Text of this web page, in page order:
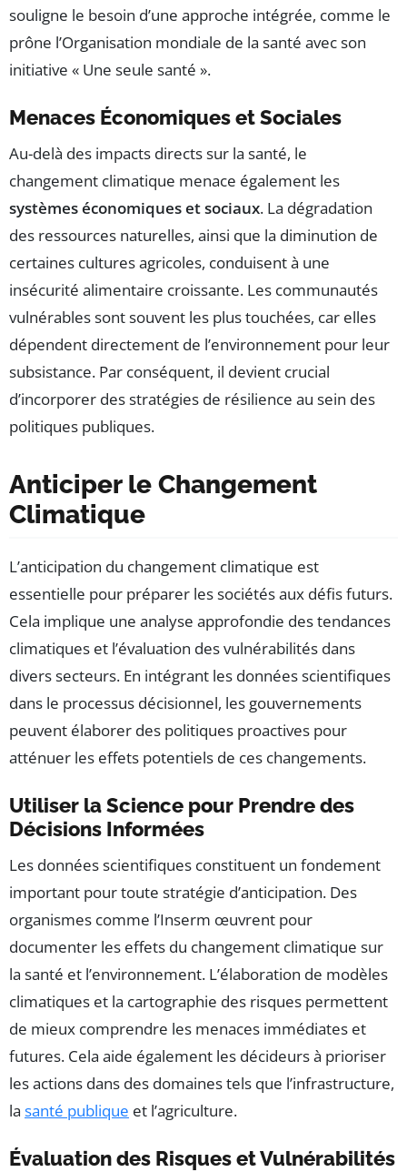
souligne le besoin d’une approche intégrée, comme le
prône l’Organisation mondiale de la santé avec son
initiative « Une seule santé ».
Menaces Économiques et Sociales
Au-delà des impacts directs sur la santé, le
changement climatique menace également les
systèmes économiques et sociaux. La dégradation
des ressources naturelles, ainsi que la diminution de
certaines cultures agricoles, conduisent à une
insécurité alimentaire croissante. Les communautés
vulnérables sont souvent les plus touchées, car elles
dépendent directement de l’environnement pour leur
subsistance. Par conséquent, il devient crucial
d’incorporer des stratégies de résilience au sein des
politiques publiques.
Anticiper le Changement
Climatique
L’anticipation du changement climatique est
essentielle pour préparer les sociétés aux défis futurs.
Cela implique une analyse approfondie des tendances
climatiques et l’évaluation des vulnérabilités dans
divers secteurs. En intégrant les données scientifiques
dans le processus décisionnel, les gouvernements
peuvent élaborer des politiques proactives pour
atténuer les effets potentiels de ces changements.
Utiliser la Science pour Prendre des
Décisions Informées
Les données scientifiques constituent un fondement
important pour toute stratégie d’anticipation. Des
organismes comme l’Inserm œuvrent pour
documenter les effets du changement climatique sur
la santé et l’environnement. L’élaboration de modèles
climatiques et la cartographie des risques permettent
de mieux comprendre les menaces immédiates et
futures. Cela aide également les décideurs à prioriser
les actions dans des domaines tels que l’infrastructure,
la santé publique et l’agriculture.
Évaluation des Risques et Vulnérabilités